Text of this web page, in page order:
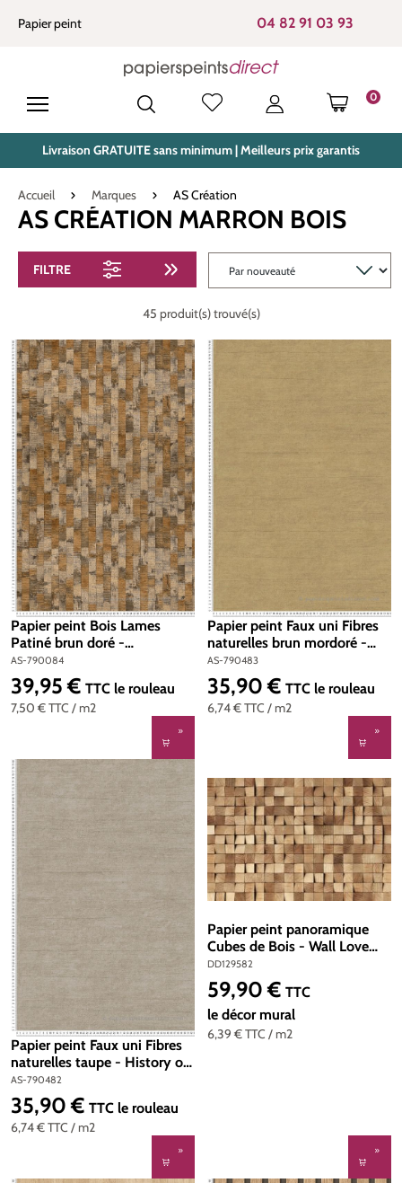
principal
Papier peint 04 82 91 03 93
0
LE
Livraison GRATUITE sans minimum | Meilleurs prix garantis
Accueil Marques AS Création
AS CRÉATION MARRON BOIS
FILTRE
45 produit(s) trouvé(s)
Papier peint Bois Lames
Patiné brun doré -
Metropolitan Stories 5 Vibes
& Styles d'A.S. Création | Réf.
AS-790084
AS-790084
7,50 €TTC / m2
Prix régulier :
39,95 € TTC le rouleau
Papier peint Faux uni Fibres
naturelles brun mordoré -
History of Art 2 d'AS Création
| Réf. AS-790483
AS-790483
6,74 €TTC / m2
Prix régulier :
35,90 € TTC le rouleau
Papier peint Faux uni Fibres
naturelles taupe - History of
Art 2 d'AS Création | Réf. AS-
790482
AS-790482
6,74 €TTC / m2
Prix régulier :
35,90 € TTC le rouleau
Papier peint panoramique
Cubes de Bois - Wall Love
d'A.S. Création | Réf.
DD129582
DD129582
6,39 €TTC / m2
Prix régulier :
59,90 € TTC
le décor mural